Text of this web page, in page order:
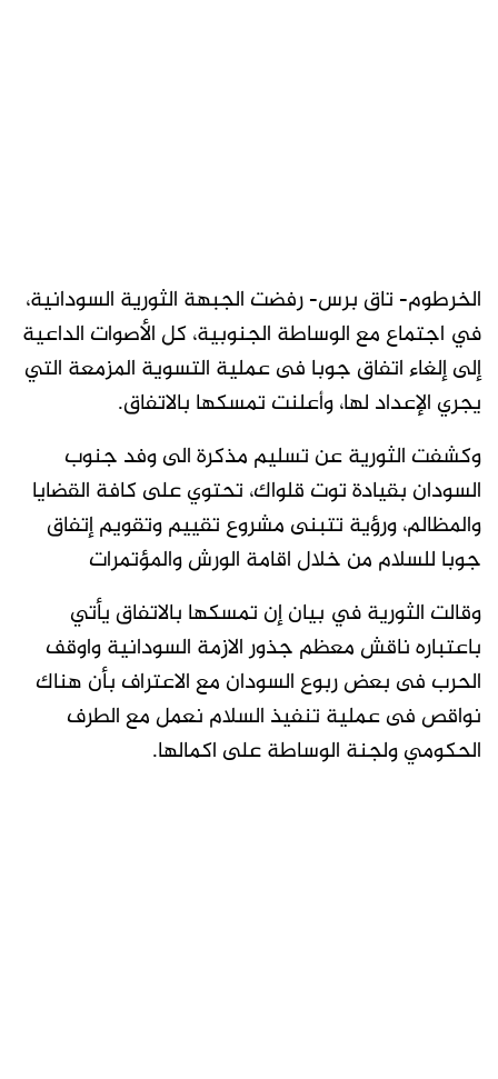
الخرطوم- تاق برس- رفضت الجبهة الثورية السودانية،
في اجتماع مع الوساطة الجنوبية، كل الأصوات الداعية
إلى إلغاء اتفاق جوبا فى عملية التسوية المزمعة التي
يجري الإعداد لها، وأعلنت تمسكها بالاتفاق.
وكشفت الثورية عن تسليم مذكرة الى وفد جنوب
السودان بقيادة توت قلواك، تحتوي على كافة القضايا
والمظالم، ورؤية تتبنى مشروع تقييم وتقويم إتفاق
جوبا للسلام من خلال اقامة الورش والمؤتمرات
وقالت الثورية في بيان إن تمسكها بالاتفاق يأتي
باعتباره ناقش معظم جذور الازمة السودانية واوقف
الحرب فى بعض ربوع السودان مع الاعتراف بأن هناك
نواقص فى عملية تنفيذ السلام نعمل مع الطرف
الحكومي ولجنة الوساطة على اكمالها.